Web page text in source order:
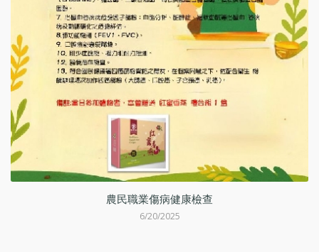
農民職業傷病健康檢查
6/20/2025